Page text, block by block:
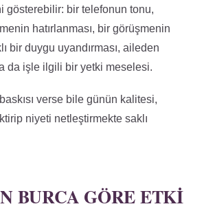
gösterebilir: bir telefonun tonu,
hatırlanması, bir görüşmenin
bir duygu uyandırması, aileden
da işle ilgili bir yetki meselesi.
verse bile günün kalitesi,
niyeti netleştirmekte saklı
BURCA GÖRE ETKI